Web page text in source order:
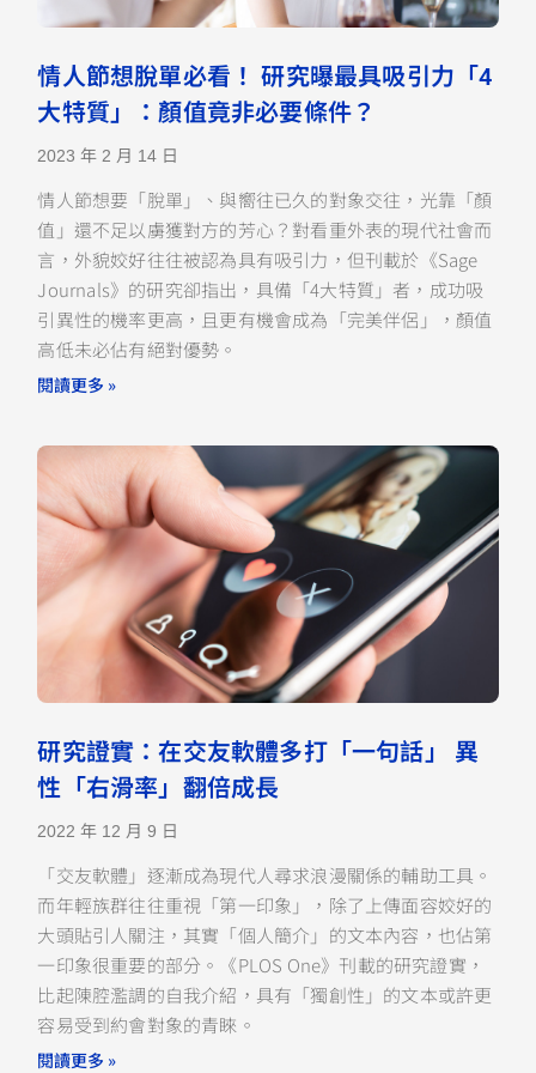
情人節想脫單必看！ 研究曝最具吸引力「4
大特質」：顏值竟非必要條件？
2023 年 2 月 14 日
情人節想要「脫單」、與嚮往已久的對象交往，光靠「顏
值」還不足以虜獲對方的芳心？對看重外表的現代社會而
言，外貌姣好往往被認為具有吸引力，但刊載於《Sage
Journals》的研究卻指出，具備「4大特質」者，成功吸
引異性的機率更高，且更有機會成為「完美伴侶」，顏值
高低未必佔有絕對優勢。
閱讀更多 »
研究證實：在交友軟體多打「一句話」 異
性「右滑率」翻倍成長
2022 年 12 月 9 日
「交友軟體」逐漸成為現代人尋求浪漫關係的輔助工具。
而年輕族群往往重視「第一印象」，除了上傳面容姣好的
大頭貼引人關注，其實「個人簡介」的文本內容，也佔第
一印象很重要的部分。《PLOS One》刊載的研究證實，
比起陳腔濫調的自我介紹，具有「獨創性」的文本或許更
容易受到約會對象的青睞。
閱讀更多 »